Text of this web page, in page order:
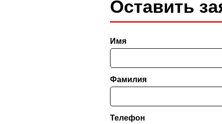
Оставить
Имя
Фамилия
Телефон